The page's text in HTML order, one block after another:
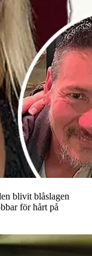
blivit blåslagen
för hårt på